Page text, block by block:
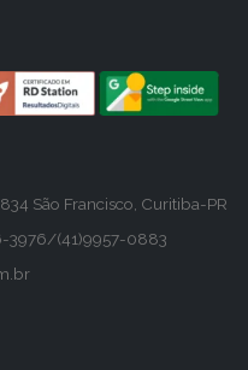
São Francisco, Curitiba-PR
3976/(41)9957-0883